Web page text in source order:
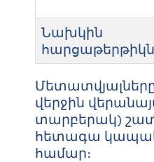
Նախկին
վերջին
տարբերակ)
հետագա
համար։